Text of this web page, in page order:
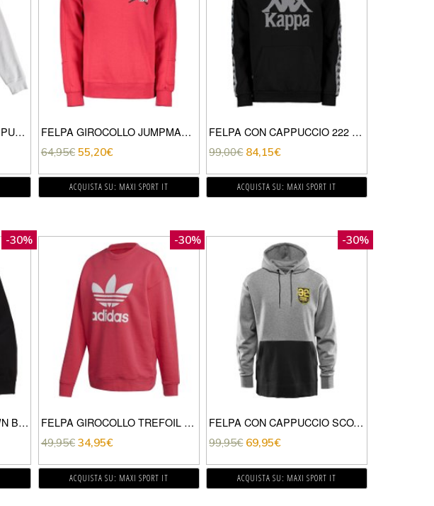
FELPA FULL ZIP CON CAPPUCCIO IN SHERPA BALANCE FELPA GIROCOLLO JUMPMAN CLASSICS
64,95€ 55,20€
ACQUISTA SU: MAXI SPORT IT
FELPA CON CAPPUCCIO 222 BANDA DURTADO
99,00€ 84,15€
ACQUISTA SU: MAXI SPORT IT
-30%
FELPA GIROCOLLO CROWN BONDED CREW
-30%
FELPA GIROCOLLO TREFOIL DONNA
49,95€ 34,95€
ACQUISTA SU: MAXI SPORT IT
-30%
FELPA CON CAPPUCCIO SCOTT STEVEN
99,95€ 69,95€
ACQUISTA SU: MAXI SPORT IT